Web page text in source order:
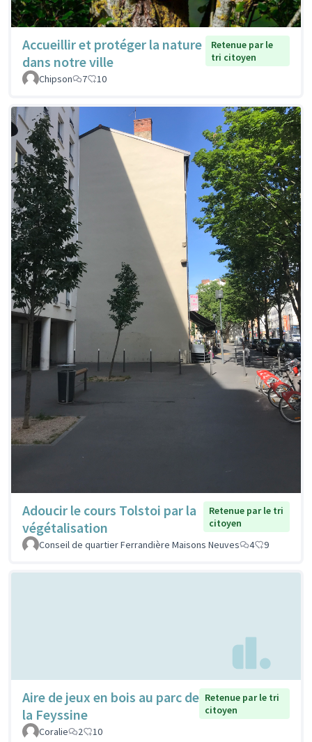
Accueillir et protéger la nature
dans notre ville
Retenue par le
tri citoyen
Chipson
7 10
Adoucir le cours Tolstoi par la
végétalisation
Retenue par le tri
citoyen
Conseil de quartier Ferrandière Maisons Neuves
4 9
Aire de jeux en bois au parc de
la Feyssine
Retenue par le tri
citoyen
Coralie
2 10